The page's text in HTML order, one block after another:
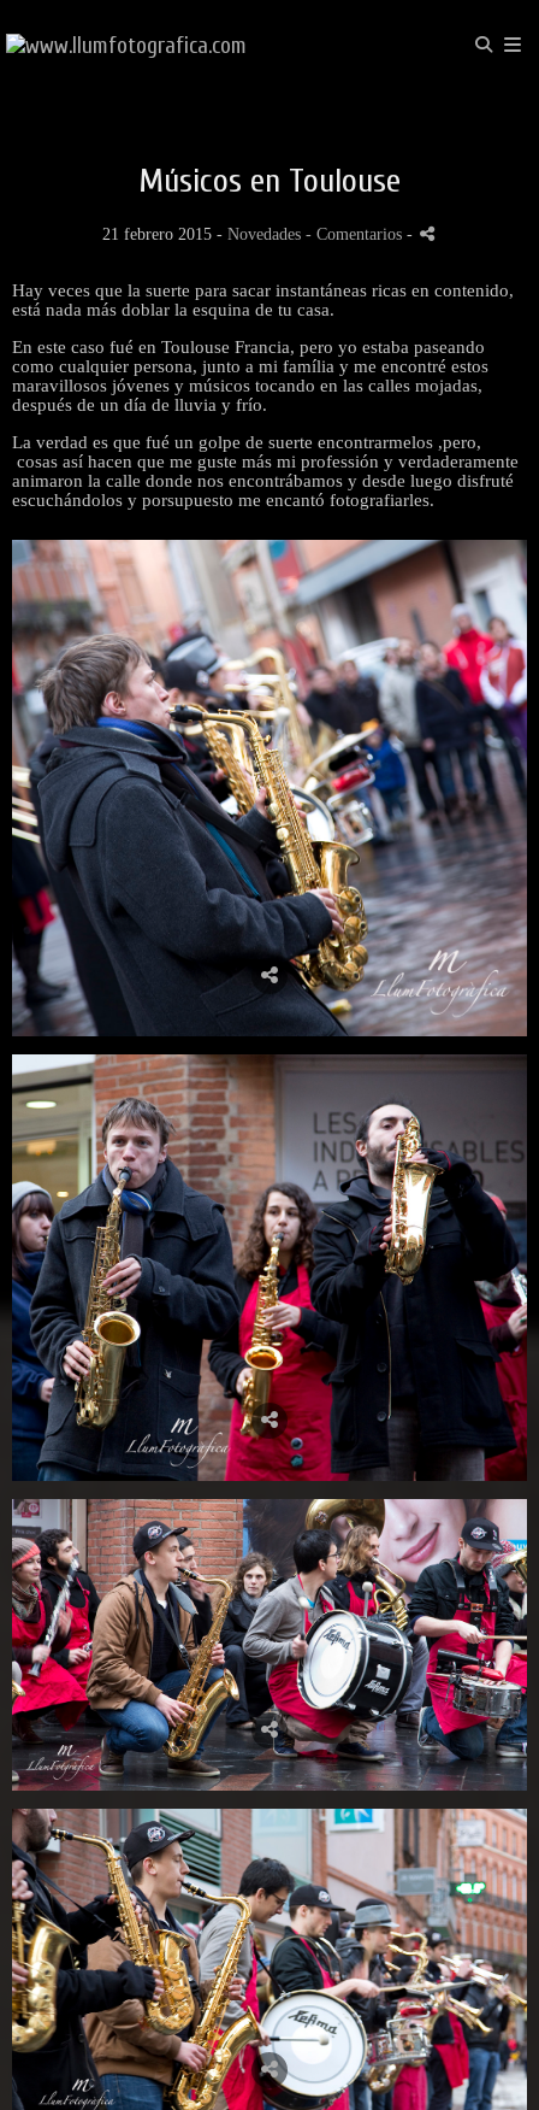
Músicos en Toulouse
21 febrero 2015 - Novedades - Comentarios -
Hay veces que la suerte para sacar instantáneas ricas en contenido,
está nada más doblar la esquina de tu casa.
En este caso fué en Toulouse Francia, pero yo estaba paseando
como cualquier persona, junto a mi família y me encontré estos
maravillosos jóvenes y músicos tocando en las calles mojadas,
después de un día de lluvia y frío.
La verdad es que fué un golpe de suerte encontrarmelos ,pero,
cosas así hacen que me guste más mi professión y verdaderamente
animaron la calle donde nos encontrábamos y desde luego disfruté
escuchándolos y porsupuesto me encantó fotografiarles.